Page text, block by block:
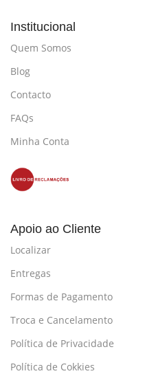
Institucional
Quem Somos
Blog
Contacto
FAQs
Minha Conta
Apoio ao Cliente
Localizar
Entregas
Formas de Pagamento
Troca e Cancelamento
Política de Privacidade
Política de Cokkies